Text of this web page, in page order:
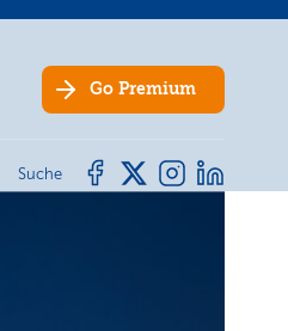
Go Premium
Suche